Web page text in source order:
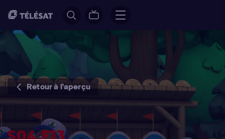
Retour à l'aperçu